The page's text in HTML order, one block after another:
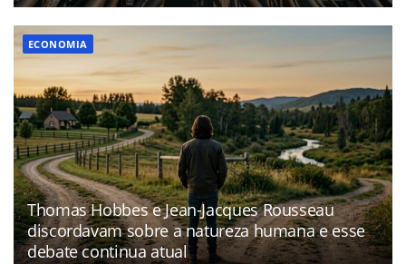
ECONOMIA
Thomas Hobbes e Jean-Jacques Rousseau
discordavam sobre a natureza humana e esse
debate continua atual